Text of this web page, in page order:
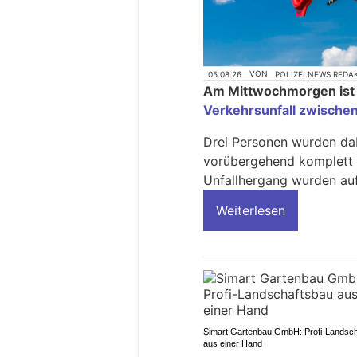
05.08.26 VON POLIZEI.NEWS
Am Mittwochmorgen
Verkehrsunfall
Drei Personen wurden
vorübergehend
Unfallhergang wurden
Weiterlesen
Simart Gartenbau GmbH: Profi-
aus einer Hand